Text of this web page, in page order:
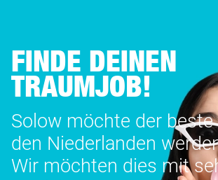
FINDE DEINEN
TRAUMJOB!
Solow möchte der beste
den Niederlanden
Wir möchten dies mit